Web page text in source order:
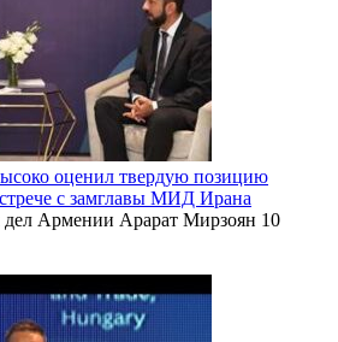
оценил твердую позицию
с замглавы МИД Ирана
Армении Арарат Мирзоян 10